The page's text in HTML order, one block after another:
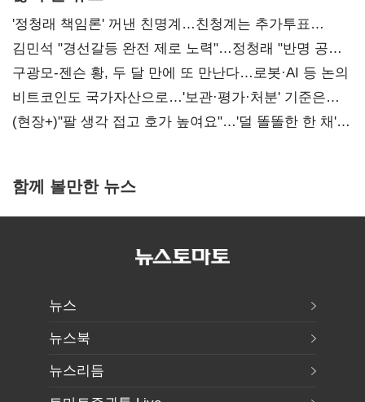
'정청래 책임론' 꺼낸 친명계…친청계는 추가투표
때리기
김민석 "경선갈등 완전 제로 노력"…정청래 "반명 공세
사과부터"
구광모-젠슨 황, 두 달 만에 또 만난다…로봇·AI 등 논의
비트코인도 국가자산으로…'보관·평가·처분' 기준은
숙제
(현장+)"팔 생각 접고 호가 높여요"…'덜 똘똘한 한 채'
함께 볼만한 뉴스
뉴스
뉴스북
뉴스리듬